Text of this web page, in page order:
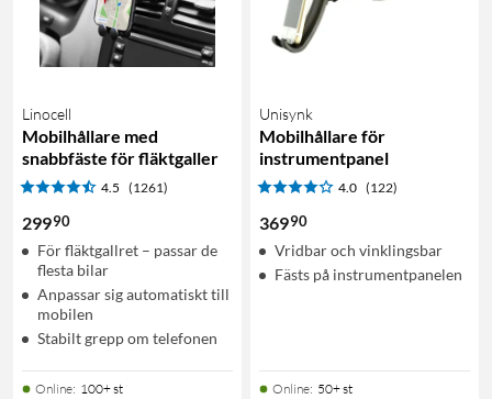
Linocell
Mobilhållare med
snabbfäste för fläktgaller
4.5 (1261)
29990
För fläktgallret – passar de
flesta bilar
Anpassar sig automatiskt till
mobilen
Stabilt grepp om telefonen
Online: 100+ st
Unisynk
Mobilhållare för
instrumentpanel
4.0 (122)
36990
Vridbar och vinklingsbar
Fästs på instrumentpanelen
Online: 50+ st